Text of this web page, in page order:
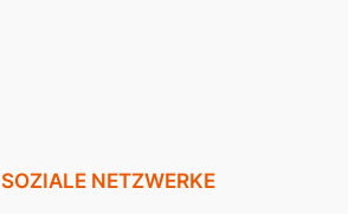
SOZIALE NETZWERKE